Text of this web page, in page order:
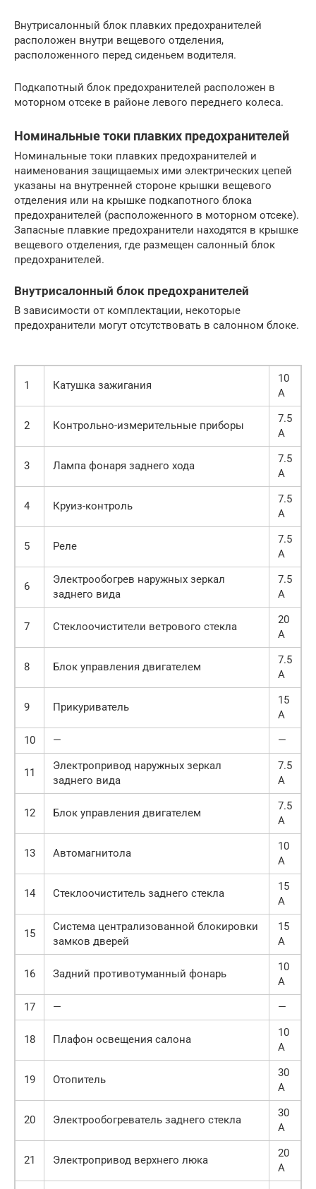
Внутрисалонный блок плавких предохранителей
расположен внутри вещевого отделения,
расположенного перед сиденьем водителя.
Подкапотный блок предохранителей расположен в
моторном отсеке в районе левого переднего колеса.
Номинальные токи плавких предохранителей
Номинальные токи плавких предохранителей и
наименования защищаемых ими электрических цепей
указаны на внутренней стороне крышки вещевого
отделения или на крышке подкапотного блока
предохранителей (расположенного в моторном отсеке).
Запасные плавкие предохранители находятся в крышке
вещевого отделения, где размещен салонный блок
предохранителей.
Внутрисалонный блок предохранителей
В зависимости от комплектации, некоторые
предохранители могут отсутствовать в салонном блоке.
1 Катушка зажигания
10
А
2 Контрольно-измерительные приборы
7.5
А
3 Лампа фонаря заднего хода
7.5
А
4 Круиз-контроль
7.5
А
5 Реле
7.5
А
6
Электрообогрев наружных зеркал
заднего вида
7.5
А
7 Стеклоочистители ветрового стекла
20
А
8 Блок управления двигателем
7.5
А
9 Прикуриватель
15
А
10
— —
11
Электропривод наружных зеркал
заднего вида
7.5
А
12 Блок управления двигателем
7.5
А
13 Автомагнитола
10
А
14 Стеклоочиститель заднего стекла
15
А
15
Система централизованной блокировки
замков дверей
15
А
16 Задний противотуманный фонарь
10
А
17
— —
18 Плафон освещения салона
10
А
19 Отопитель
30
А
20 Электрообогреватель заднего стекла
30
А
21 Электропривод верхнего люка
20
А